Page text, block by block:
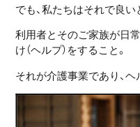
でも、私たちはそれで良い
利用者とそのご家族が日
け（ヘルプ）をすること。
それが介護事業であり、ヘ